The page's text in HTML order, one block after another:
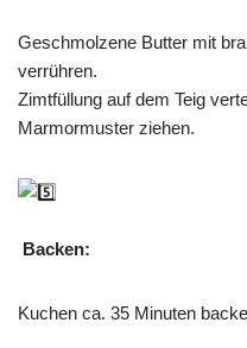
Geschmolzene Butter mit
verrühren.
Zimtfüllung auf dem Teig
Marmormuster ziehen.
Backen:
Kuchen ca. 35 Minuten